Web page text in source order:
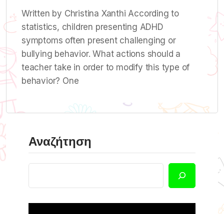
Written by Christina Xanthi According to
statistics, children presenting ADHD
symptoms often present challenging or
bullying behavior. What actions should a
teacher take in order to modify this type of
behavior? One
Αναζήτηση